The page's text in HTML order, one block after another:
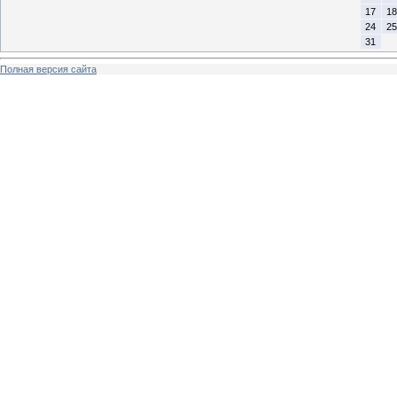
17
18
24
25
31
Полная версия сайта